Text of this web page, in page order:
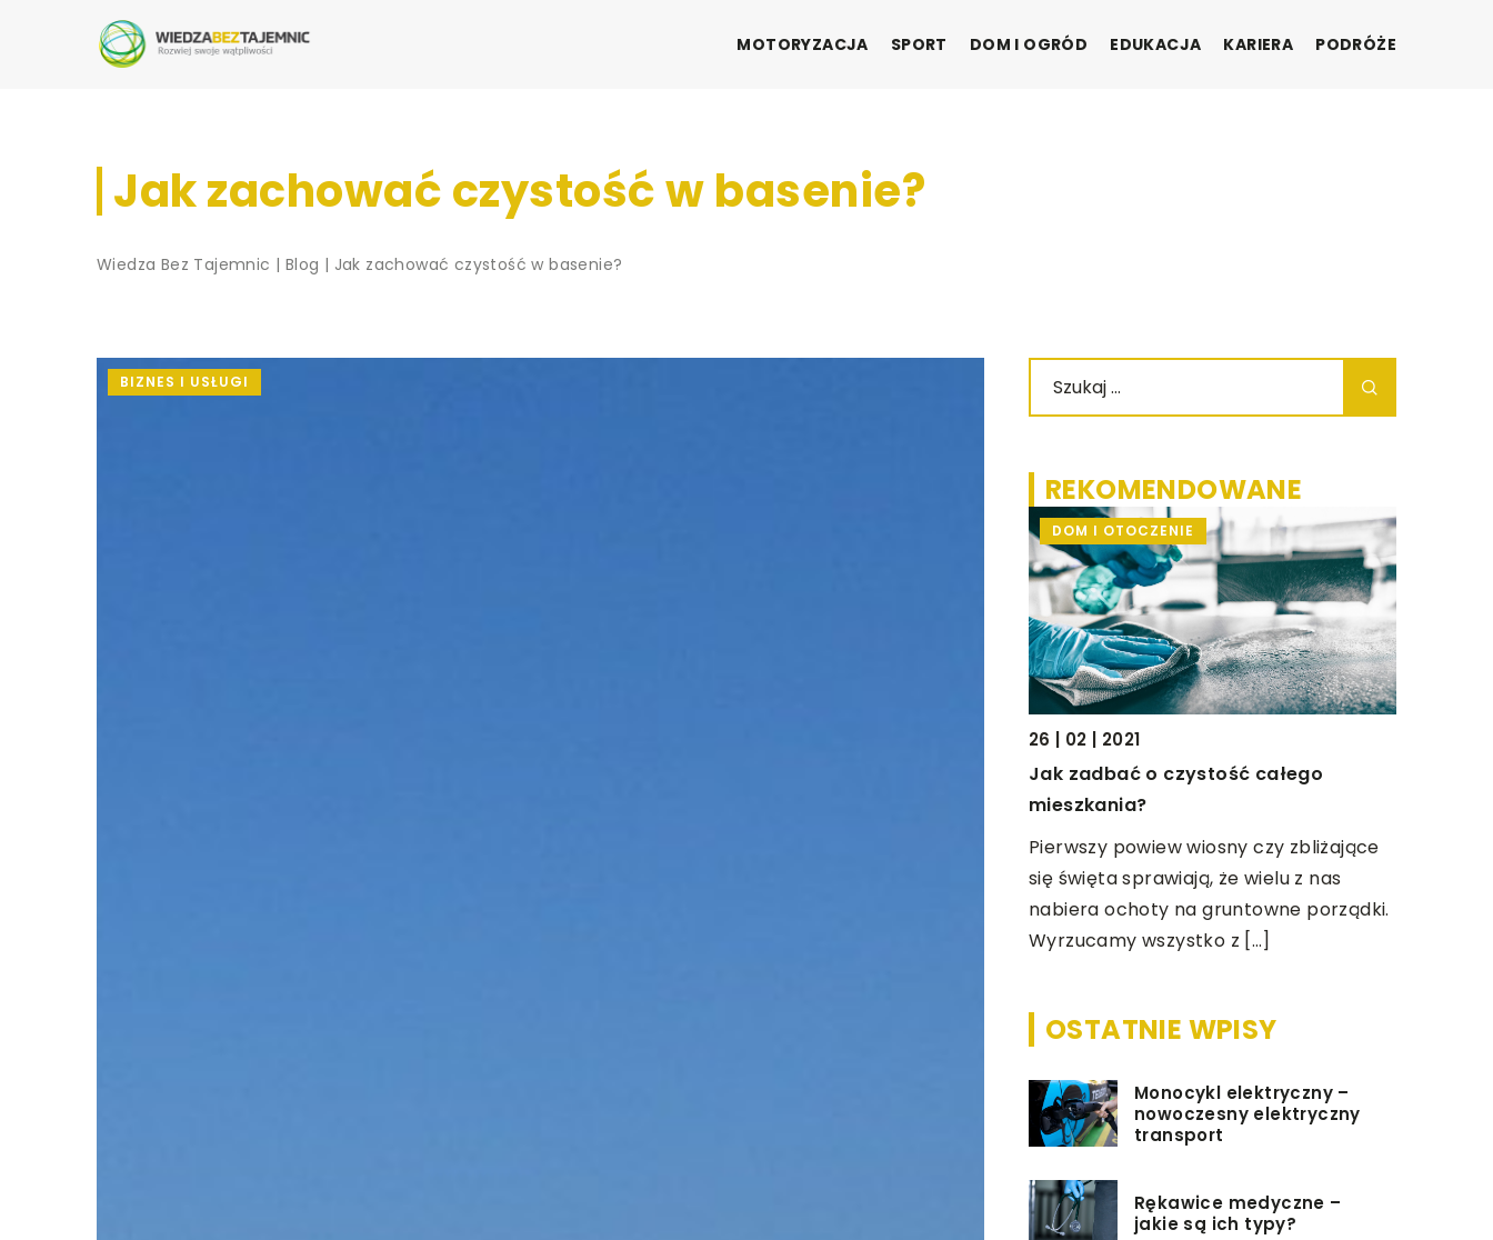
MOTORYZACJA SPORT DOM I OGRÓD EDUKACJA KARIERA PODRÓŻE
Jak zachować czystość w basenie?
Wiedza Bez Tajemnic | Blog | Jak zachować czystość w basenie?
BIZNES I USŁUGI
REKOMENDOWANE
DOM I OTOCZENIE
26 | 02 | 2021
Jak zadbać o czystość całego
mieszkania?
Pierwszy powiew wiosny czy zbliżające
się święta sprawiają, że wielu z nas
nabiera ochoty na gruntowne porządki.
Wyrzucamy wszystko z […]
OSTATNIE WPISY
Monocykl elektryczny –
nowoczesny elektryczny
transport
Rękawice medyczne –
jakie są ich typy?